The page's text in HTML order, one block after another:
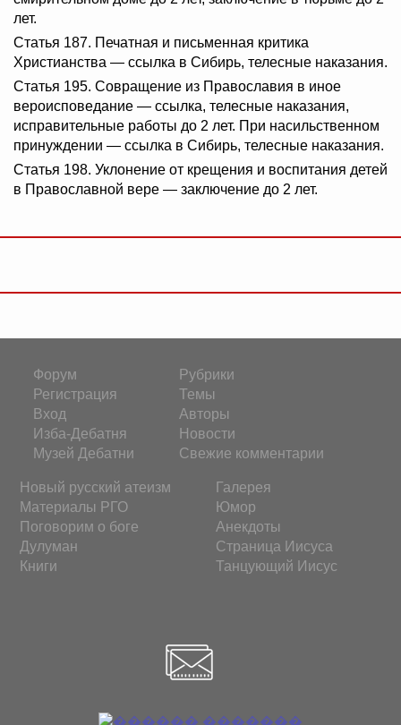
лет.
Статья 187. Печатная и письменная критика
Христианства — ссылка в Сибирь, телесные наказания.
Статья 195. Совращение из Православия в иное
вероисповедание — ссылка, телесные наказания,
исправительные работы до 2 лет. При насильственном
принуждении — ссылка в Сибирь, телесные наказания.
Статья 198. Уклонение от крещения и воспитания детей
в Православной вере — заключение до 2 лет.
Форум
Регистрация
Вход
Изба-Дебатня
Музей Дебатни
Рубрики
Темы
Авторы
Новости
Свежие комментарии
Новый русский атеизм
Материалы РГО
Поговорим о боге
Дулуман
Книги
Галерея
Юмор
Анекдоты
Страница Иисуса
Танцующий Иисус